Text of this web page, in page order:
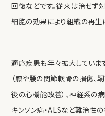
回復などです。従来は治せず
細胞の効果により組織の再生
適応疾患も年々拡大していま
（膝や腰の関節軟骨の損傷、
後の心機能改善）、神経系の
キンソン病・ALSなど難治性